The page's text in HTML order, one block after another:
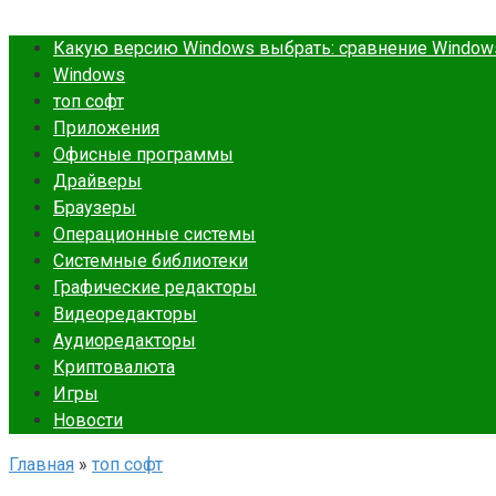
Какую версию Windows выбрать: сравнение
Windows
топ софт
Приложения
Офисные программы
Драйверы
Браузеры
Операционные системы
Cистемные библиотеки
Графические редакторы
Видеоредакторы
Аудиоредакторы
Криптовалюта
Игры
Новости
Главная » топ софт